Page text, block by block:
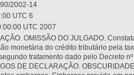
2002-14
UTC 6
UTC 2007
OMISSÃO DO JULGADO.
monetária do crédito tributário pela
tratamento dado pelo Decreto
DE DECLARAÇÃO.